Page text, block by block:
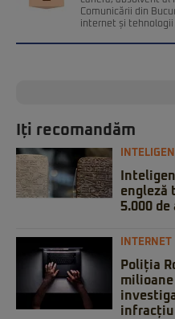
Comunicării din
internet și tehnologii
Iți recomandăm
engleză
5.000 de
INTERNET
Poliția